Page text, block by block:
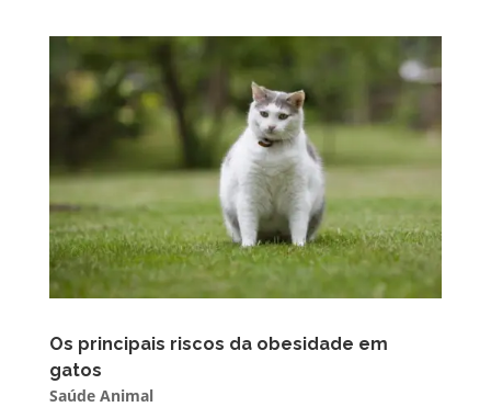
Os principais riscos da obesidade em
gatos
Saúde Animal